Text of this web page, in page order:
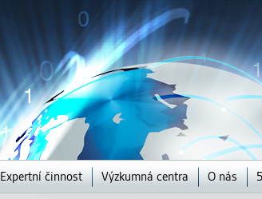
Jump to navigation
Expertní činnost Výzkumná centra O nás